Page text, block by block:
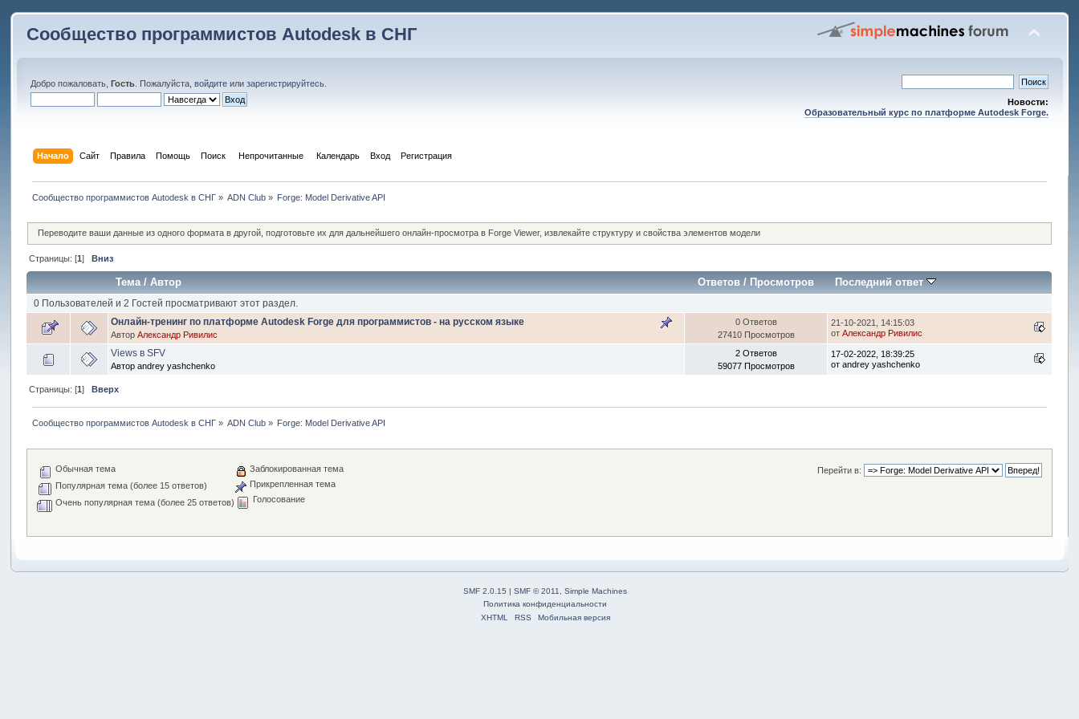
Сообщество программистов Autodesk в СНГ
Добро пожаловать,Гость . Пожалуйста,войдите илизарегистрируйтесь
Новости:
Образовательный курс по платформе Autodesk Forge.
Начало Сайт Правила Помощь Поиск Непрочитанные Календарь Вход Регистрация
Сообщество программистов Autodesk в СНГ» ADN Club » Forge: Model Derivative API
Переводите ваши данные из одного формата в другой, подготовьте их для дальнейшего онлайн-просмотра в Forge Viewer, извлекайте структуру и свойства элементов модели
Страницы: [1] Вниз
Тема/ Автор Ответов/ Просмотров Последний ответ
0 Пользователей и 2 Гостей просматривают этот раздел.
Онлайн-тренинг по платформе Autodesk Forge для программистов - на русском языке
АвторАлександр Ривилис
0 Ответов
27410 Просмотров
21-10-2021, 14:15:03
отАлександр Ривилис
Views в SFV
Авторandrey yashchenko
2 Ответов
59077 Просмотров
17-02-2022, 18:39:25
отandrey yashchenko
Страницы: [1] Вверх
Сообщество программистов Autodesk в СНГ» ADN Club » Forge: Model Derivative API
Перейти в:
Обычная тема
Популярная тема (более 15 ответов)
Очень популярная тема (более 25 ответов)
Заблокированная тема
Прикрепленная тема
Голосование
SMF 2.0.15 |SMF © 2011 ,Simple Machines
Политика конфиденциальности
XHTML
RSS Мобильная версия